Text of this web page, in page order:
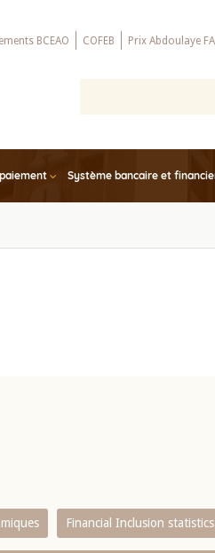
BCEAO COFEB Prix Abdoulaye
Système bancaire et
Financial Inclusion